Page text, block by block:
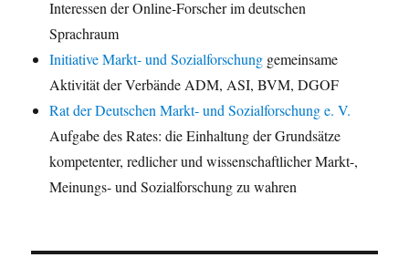
Interessen der Online-Forscher im deutschen
Sprachraum
Initiative Markt- und Sozialforschung gemeinsame
Aktivität der Verbände ADM, ASI, BVM, DGOF
Rat der Deutschen Markt- und Sozialforschung e. V.
Aufgabe des Rates: die Einhaltung der Grundsätze
kompetenter, redlicher und wissenschaftlicher Markt-,
Meinungs- und Sozialforschung zu wahren